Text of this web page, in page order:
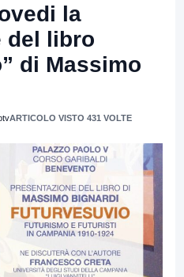
la
del libro
di Massimo
ARTICOLO VISTO 431 VOLTE